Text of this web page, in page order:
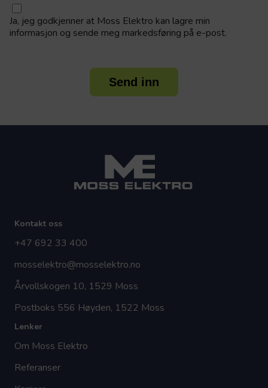
Ja, jeg godkjenner at Moss Elektro kan lagre min
informasjon og sende meg markedsføring på e-post.
Send inn
Kontakt oss
+47 692 33 400
mosselektro@mosselektro.no
Årvollskogen 10, 1529 Moss
Postboks 556 Høyden, 1522 Moss
Lenker
Om Moss Elektro
Referanser